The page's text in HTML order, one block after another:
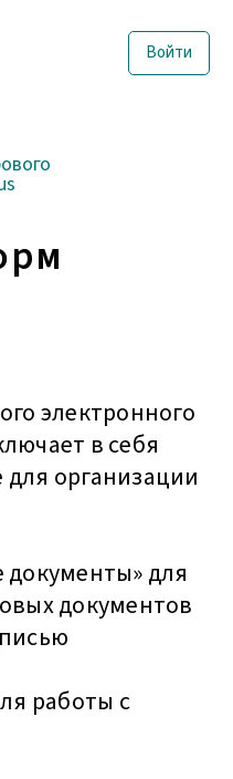
Войти
электронного
в себя
организации
для
документов
работы с